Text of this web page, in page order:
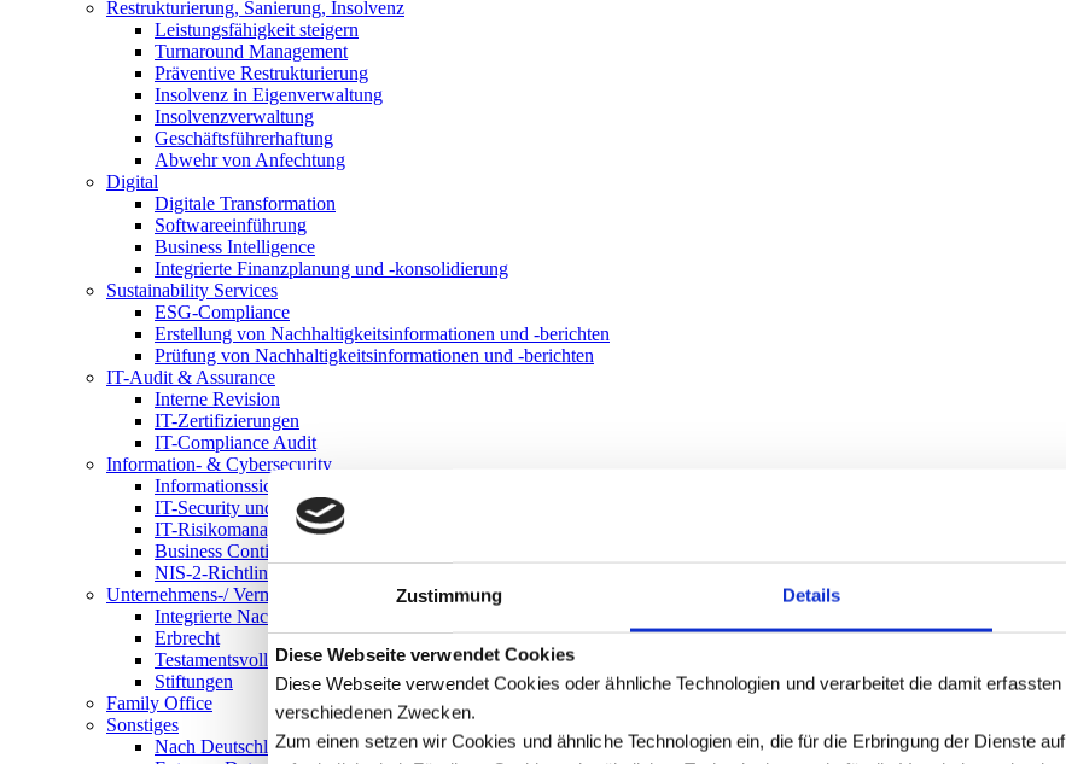
Zustimmung Details
Details
Diese Webseite verwendet Cookies
Diese Webseite verwendet Cookies oder ähnliche Technologien und verarbeitet die damit
verschiedenen Zwecken.
Zum einen setzen wir Cookies und ähnliche Technologien ein, die für die Erbringung der Dienste
Restrukturierung, Sanierung, Insolvenz
Leistungsfähigkeit steigern
Turnaround Management
Präventive Restrukturierung
Insolvenz in Eigenverwaltung
Insolvenzverwaltung
Geschäftsführerhaftung
Abwehr von Anfechtung
Digital
Digitale Transformation
Softwareeinführung
Business Intelligence
Integrierte Finanzplanung und -konsolidierung
Sustainability Services
ESG-Compliance
Erstellung von Nachhaltigkeitsinformationen und -berichten
Prüfung von Nachhaltigkeitsinformationen und -berichten
IT-Audit & Assurance
Interne Revision
IT-Zertifizierungen
IT-Compliance Audit
Information- & Cybersecurity
Informationssicherheitsmanagementsystem
IT-Security und Cybersecurity
IT-Risikomanagement
Business Continuity Management
NIS-2-Richtlinie
Unternehmens-/Vermögensnachfolge
Integrierte Nachfolge- und Vermögensberatung
Erbrecht
Testamentsvollstreckung
Stiftungen
Family Office
Sonstiges
Nach Deutschland expandieren